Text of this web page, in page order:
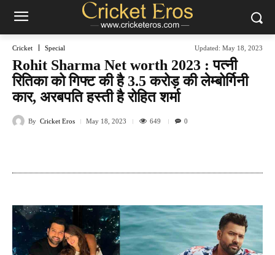
Cricket Special Updated: May 18, 2023
Rohit Sharma Net worth 2023 : पत्नी
रितिका को गिफ्ट की है 3.5 करोड़ की लेम्बोर्गिनी
कार, अरबपति हस्ती है रोहित शर्मा
By Cricket Eros May 18, 2023 649 0